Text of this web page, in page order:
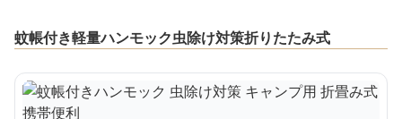
蚊帳付き軽量ハンモック虫除け対策折りたたみ式